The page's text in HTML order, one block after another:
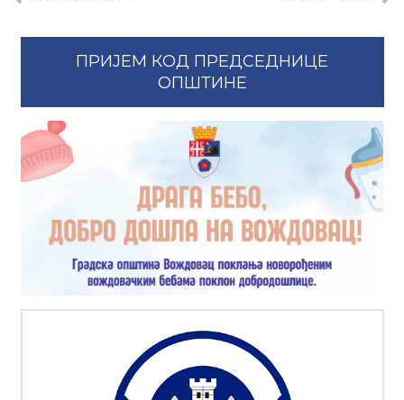
ПРИЈЕМ КОД ПРЕДСЕДНИЦЕ
ОПШТИНЕ